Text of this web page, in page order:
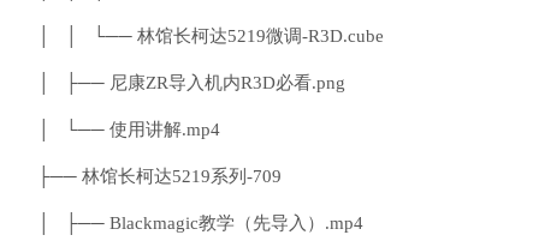
│ │ └── 林馆长柯达5219微调-R3D.cube
│ ├── 尼康ZR导入机内R3D必看.png
│ └── 使用讲解.mp4
├── 林馆长柯达5219系列-709
│ ├── Blackmagic教学（先导入）.mp4